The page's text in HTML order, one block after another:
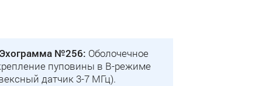
№256: Оболочечное
пуповины в B-режиме
датчик 3-7 МГц).